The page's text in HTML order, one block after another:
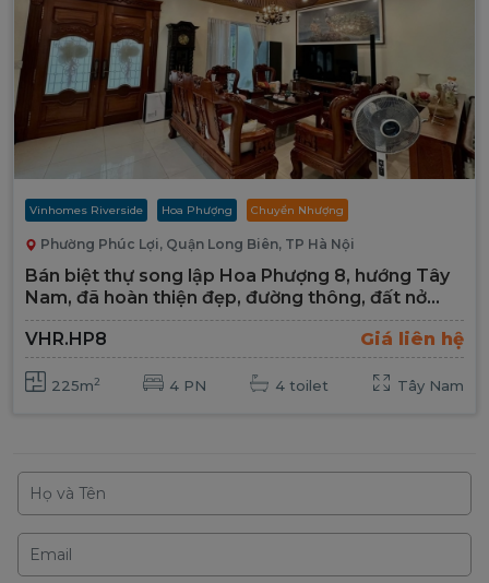
Vinhomes Riverside Hoa Phượng Chuyển Nhượng
Phường Phúc Lợi, Quận Long Biên, TP Hà Nội
Bán biệt thự song lập Hoa Phượng 8, hướng Tây
Nam, đã hoàn thiện đẹp, đường thông, đất nở
hậu, vị trí đẹp tại Vinhomes Riverside
VHR.HP8
Giá liên hệ
225m2 4 PN 4 toilet Tây Nam